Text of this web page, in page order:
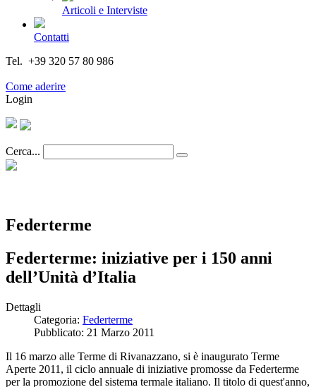
Articoli e Interviste
Contatti
Tel. +39 320 57 80 986
Come aderire
Login
Cerca...
Federterme
Federterme: iniziative per i 150 anni
dell’Unità d’Italia
Dettagli
Categoria: Federterme
Pubblicato: 21 Marzo 2011
Il 16 marzo alle Terme di Rivanazzano, si è inaugurato Terme
Aperte 2011, il ciclo annuale di iniziative promosse da Federterme
per la promozione del sistema termale italiano. Il titolo di quest'anno,